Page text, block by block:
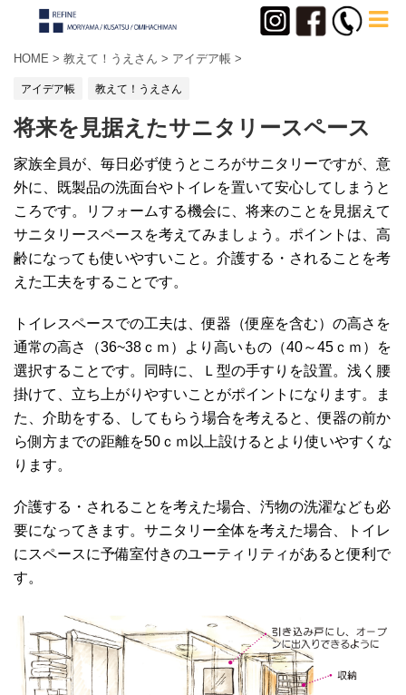
HOME > 教えて！うえさん > アイデア帳 >
アイデア帳 教えて！うえさん
将来を見据えたサニタリースペース
家族全員が、毎日必ず使うところがサニタリーですが、意
外に、既製品の洗面台やトイレを置いて安心してしまうと
ころです。リフォームする機会に、将来のことを見据えて
サニタリースペースを考えてみましょう。ポイントは、高
齢になっても使いやすいこと。介護する・されることを考
えた工夫をすることです。
トイレスペースでの工夫は、便器（便座を含む）の高さを
通常の高さ（36~38ｃｍ）より高いもの（40～45ｃｍ）を
選択することです。同時に、Ｌ型の手すりを設置。浅く腰
掛けて、立ち上がりやすいことがポイントになります。ま
た、介助をする、してもらう場合を考えると、便器の前か
ら側方までの距離を50ｃｍ以上設けるとより使いやすくな
ります。
介護する・されることを考えた場合、汚物の洗濯なども必
要になってきます。サニタリー全体を考えた場合、トイレ
にスペースに予備室付きのユーティリティがあると便利で
す。